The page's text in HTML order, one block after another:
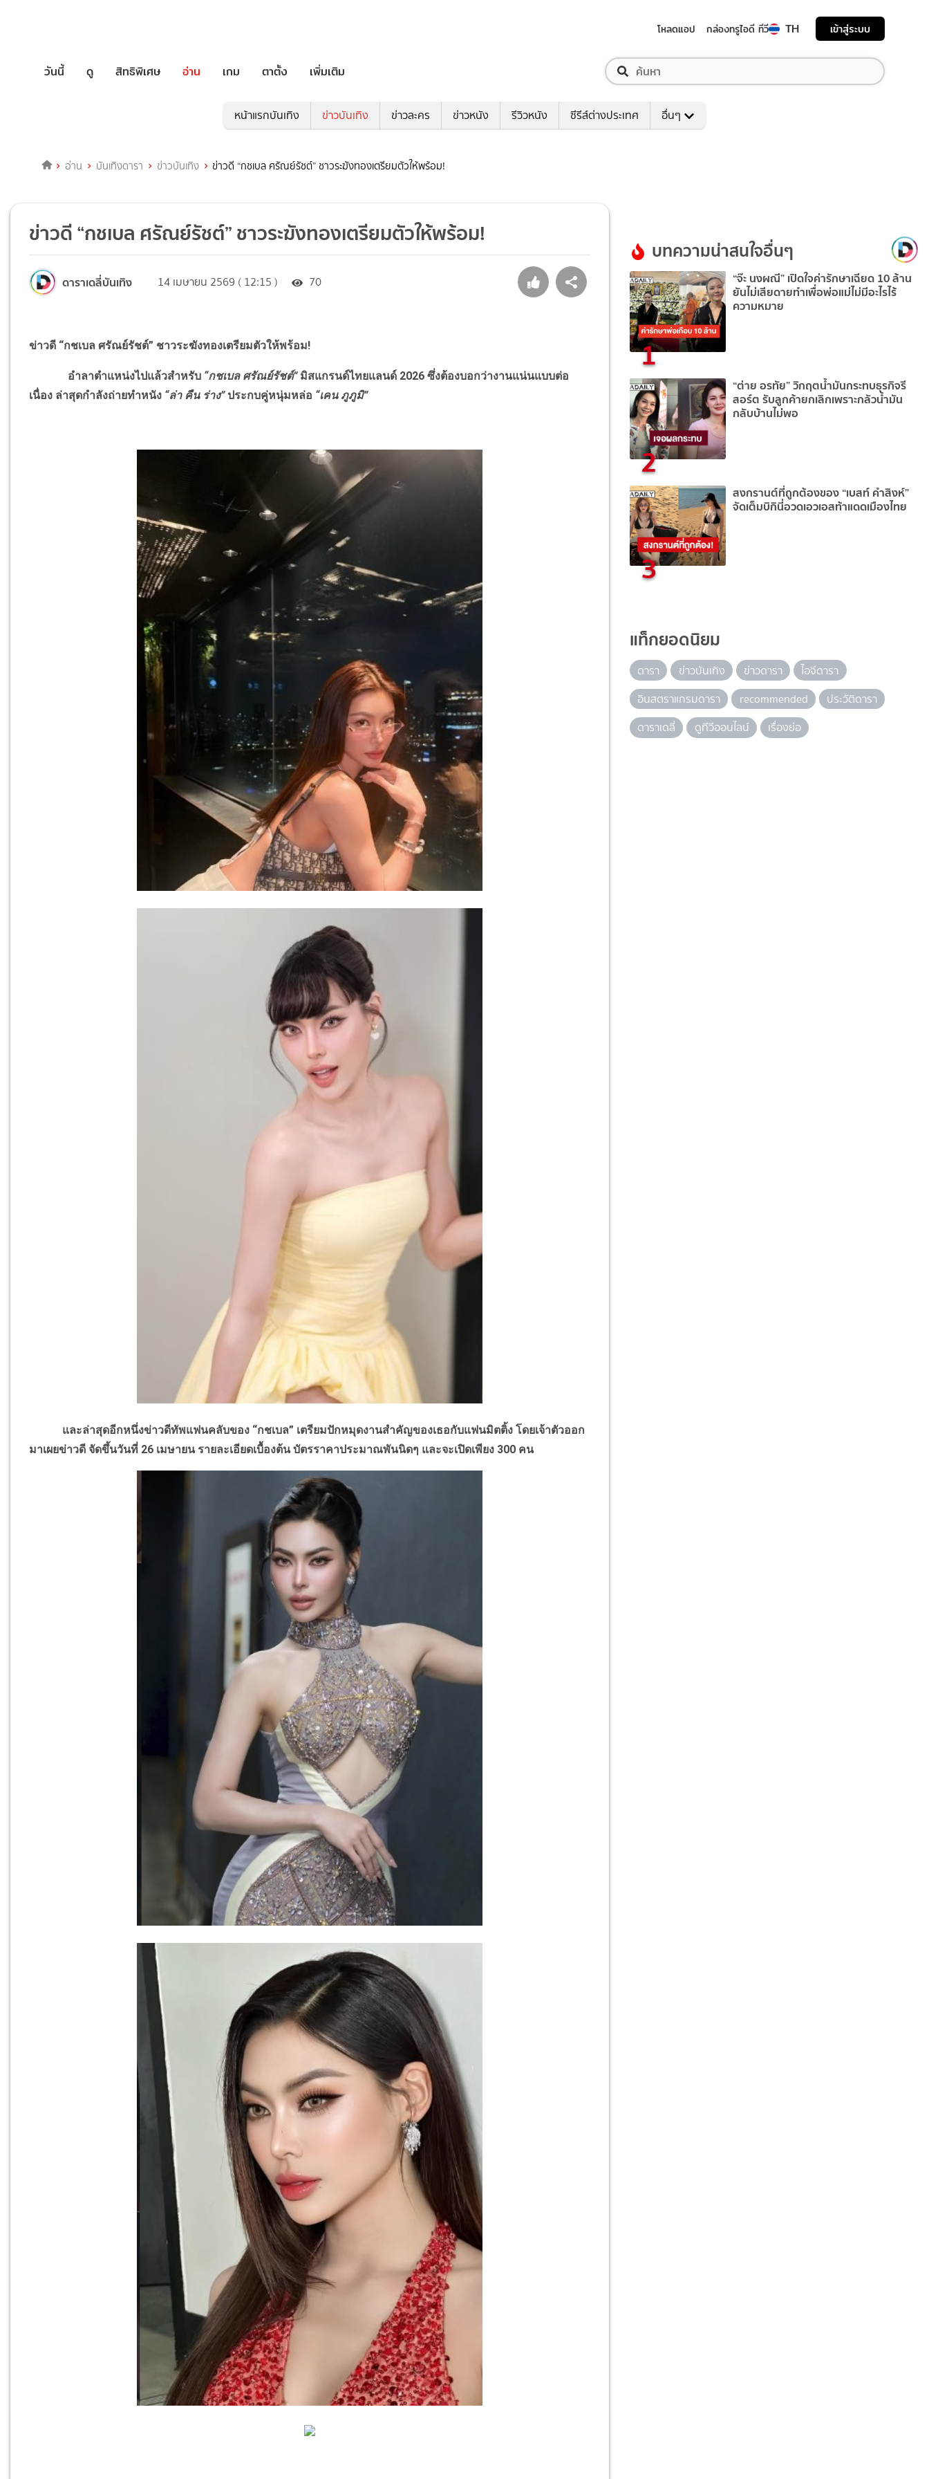
โหลดแอป กล่องทรูไอดี ทีวี TH เข้าสู่ระบบ
วันนี้ ดู สิทธิพิเศษ อ่าน เกม ตาตั้ง เพิ่มเติม
หน้าแรกบันเทิง ข่าวบันเทิง ข่าวละคร ข่าวหนัง รีวิวหนัง ซีรีส์ต่างประเทศ อื่นๆ
อ่าน บันเทิงดารา ข่าวบันเทิง ข่าวดี “กชเบล ศรัณย์รัชต์” ชาวระฆังทองเตรียมตัวให้พร้อม!
ข่าวดี “กชเบล ศรัณย์รัชต์” ชาวระฆังทองเตรียมตัวให้พร้อม!
ดาราเดลี่บันเทิง 14 เมษายน 2569 ( 12:15 ) 70
ข่าวดี “กชเบล ศรัณย์รัชต์” ชาวระฆังทองเตรียมตัวให้พร้อม!
อำลาตำแหน่งไปแล้วสำหรับ “กชเบล ศรัณย์รัชต์” มิสแกรนด์ไทยแลนด์ 2026 ซึ่งต้องบอกว่างานแน่นแบบต่อ
เนื่อง ล่าสุดกำลังถ่ายทำหนัง “ล่า คืน ร่าง”ประกบคู่หนุ่มหล่อ “เคน ภูภูมิ”
และล่าสุดอีกหนึ่งข่าวดีทัพแฟนคลับของ “กชเบล” เตรียมปักหมุดงานสำคัญของเธอกับแฟนมิตติ้ง โดยเจ้าตัวออก
มาเผยข่าวดี จัดขึ้นวันที่ 26 เมษายน รายละเอียดเบื้องต้น บัตรราคาประมาณพันนิดๆ และจะเปิดเพียง 300 คน
บทความน่าสนใจอื่นๆ
1
“จ๊ะ นงผณี” เปิดใจค่ารักษาเฉียด 10 ล้าน
ยันไม่เสียดายทำเพื่อพ่อแม่ไม่มีอะไรไร้
ความหมาย
2
“ต่าย อรทัย” วิกฤตน้ำมันกระทบธุรกิจรี
สอร์ต รับลูกค้ายกเลิกเพราะกลัวน้ำมัน
กลับบ้านไม่พอ
3
สงกรานต์ที่ถูกต้องของ “เบสท์ คำสิงห์”
จัดเต็มบิกินี่อวดเอวเอสท้าแดดเมืองไทย
แท็กยอดนิยม
ดารา ข่าวบันเทิง ข่าวดารา
ไอจีดารา
อินสตราแกรมดารา
recommended
ประวัติดารา
ดาราเดลี่
ดูทีวีออนไลน์ เรื่องย่อ